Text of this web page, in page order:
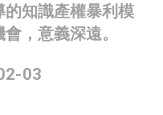
知識產權暴利模
，意義深遠。
03